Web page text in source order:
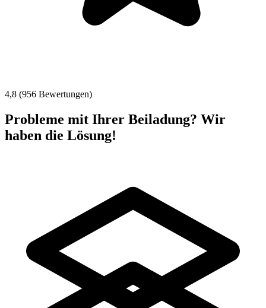
4,8 (956 Bewertungen)
Probleme mit Ihrer Beiladung? Wir
haben die Lösung!